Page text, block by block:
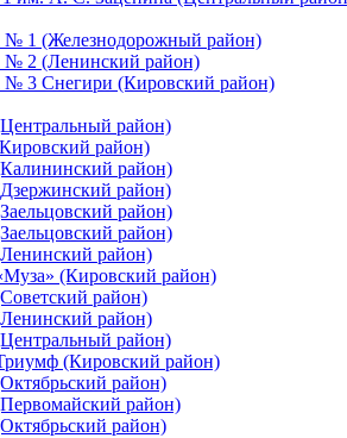
№ 1 (Железнодорожный район)
№ 2 (Ленинский район)
№ 3 Снегири (Кировский район)
район)
район)
район)
район)
район)
район)
район)
(Кировский район)
район)
район)
район)
(Кировский район)
район)
район)
район)